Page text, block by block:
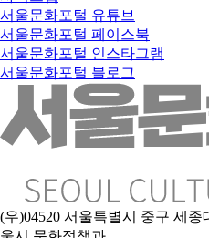
서울문화포털 유튜브
서울문화포털 페이스북
서울문화포털 인스타그램
서울문화포털 블로그
(우)04520 서울특별시 중구 세종